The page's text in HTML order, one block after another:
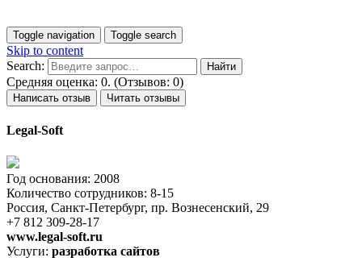
Toggle navigation Toggle search
Skip to content
Search:
Средняя оценка: 0. (Отзывов: 0)
Написать отзыв Читать отзывы
Legal-Soft
Год основания: 2008
Количество сотрудников: 8-15
Россия, Санкт-Петербург, пр. Вознесенский, 29
+7 812 309-28-17
www.legal-soft.ru
Услуги: разработка сайтов